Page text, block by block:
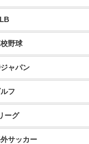
野球
ャパン
フ
ーグ
サッカー